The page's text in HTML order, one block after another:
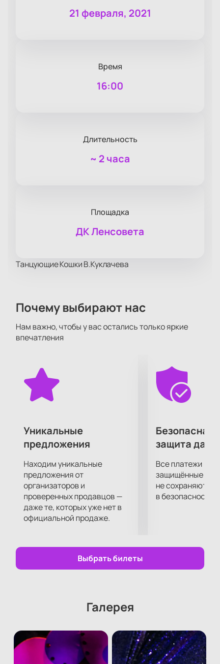
21 февраля, 2021
Время
16:00
Длительность
~ 2 часа
Площадка
ДК Ленсовета
Танцующие Кошки В.Куклачева
Почему выбирают нас
Нам важно, чтобы у вас остались только яркие
впечатления
Уникальные
предложения
Находим уникальные
предложения от
организаторов и
проверенных продавцов —
даже те, которых уже нет в
официальной продаже.
Безопасная
защита
Все платежи
защищённые
не сохраняются
в безопасности.
Выбрать билеты
Галерея